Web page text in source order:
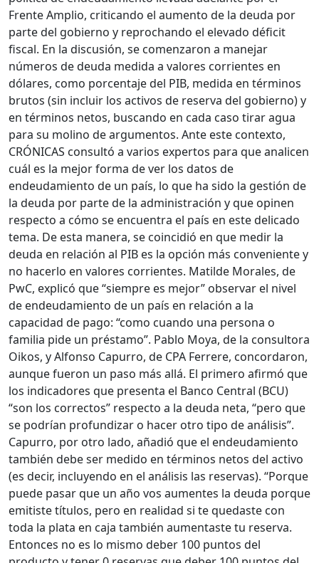
Frente Amplio, criticando el aumento de la deuda por
parte del gobierno y reprochando el elevado déficit
fiscal. En la discusión, se comenzaron a manejar
números de deuda medida a valores corrientes en
dólares, como porcentaje del PIB, medida en términos
brutos (sin incluir los activos de reserva del gobierno) y
en términos netos, buscando en cada caso tirar agua
para su molino de argumentos. Ante este contexto,
CRÓNICAS consultó a varios expertos para que analicen
cuál es la mejor forma de ver los datos de
endeudamiento de un país, lo que ha sido la gestión de
la deuda por parte de la administración y que opinen
respecto a cómo se encuentra el país en este delicado
tema. De esta manera, se coincidió en que medir la
deuda en relación al PIB es la opción más conveniente y
no hacerlo en valores corrientes. Matilde Morales, de
PwC, explicó que “siempre es mejor” observar el nivel
de endeudamiento de un país en relación a la
capacidad de pago: “como cuando una persona o
familia pide un préstamo”. Pablo Moya, de la consultora
Oikos, y Alfonso Capurro, de CPA Ferrere, concordaron,
aunque fueron un paso más allá. El primero afirmó que
los indicadores que presenta el Banco Central (BCU)
“son los correctos” respecto a la deuda neta, “pero que
se podrían profundizar o hacer otro tipo de análisis”.
Capurro, por otro lado, añadió que el endeudamiento
también debe ser medido en términos netos del activo
(es decir, incluyendo en el análisis las reservas). “Porque
puede pasar que un año vos aumentes la deuda porque
emitiste títulos, pero en realidad si te quedaste con
toda la plata en caja también aumentaste tu reserva.
Entonces no es lo mismo deber 100 puntos del